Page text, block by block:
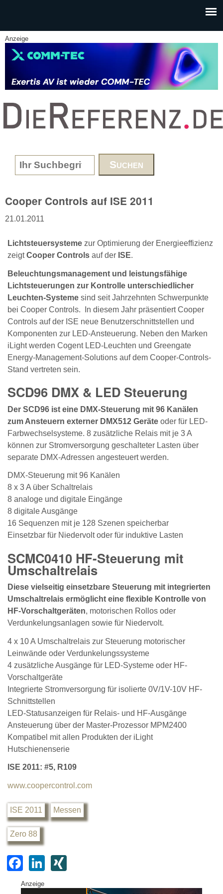
Anzeige
www.DieReferenz.de
Search form
Cooper Controls auf ISE 2011
21.01.2011
Lichtsteuersysteme zur Optimierung der Energieeffizienz
zeigtCooper Controls auf der ISE.
Beleuchtungsmanagement und leistungsfähige
Lichtsteuerungen zur Kontrolle unterschiedlicher
Leuchten-Systeme sind seit Jahrzehnten Schwerpunkte
bei Cooper Controls. In diesem Jahr präsentiert Cooper
Controls auf der ISE neue Benutzerschnittstellen und
Komponenten zur LED-Ansteuerung. Neben den Marken
iLight werden Cogent LED-Leuchten und Greengate
Energy-Management-Solutions auf dem Cooper-Controls-
Stand vertreten sein.
SCD96 DMX & LED Steuerung
Der SCD96 ist eine DMX-Steuerung mit 96 Kanälen
zum Ansteuern externer DMX512 Geräte oder für LED-
Farbwechselsysteme. 8 zusätzliche Relais mit je 3 A
können zur Stromversorgung geschalteter Lasten über
separate DMX-Adressen angesteuert werden.
DMX-Steuerung mit 96 Kanälen
8 x 3 A über Schaltrelais
8 analoge und digitale Eingänge
8 digitale Ausgänge
16 Sequenzen mit je 128 Szenen speicherbar
Einsetzbar für Niedervolt oder für induktive Lasten
SCMC0410 HF-Steuerung mit
Umschaltrelais
Diese vielseitig einsetzbare Steuerung mit integrierten
Umschaltrelais ermöglicht eine flexible Kontrolle von
HF-Vorschaltgeräten, motorischen Rollos oder
Verdunkelungsanlagen sowie für Niedervolt.
4 x 10 A Umschaltrelais zur Steuerung motorischer
Leinwände oder Verdunkelungssysteme
4 zusätzliche Ausgänge für LED-Systeme oder HF-
Vorschaltgeräte
Integrierte Stromversorgung für isolierte 0V/1V-10V HF-
Schnittstellen
LED-Statusanzeigen für Relais- und HF-Ausgänge
Ansteuerung über der Master-Prozessor MPM2400
Kompatibel mit allen Produkten der iLight
Hutschienenserie
ISE 2011: #5, R109
www.coopercontrol.com
ISE 2011 Messen
Zero 88
F
a
Li
Anzeige